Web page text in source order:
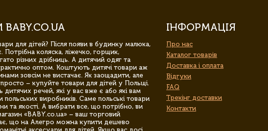
для дітей? Після появи в будинку малюка,
коляска, ліжечко, горщик,
різних дрібниць. А дитячий одяг та
оптом. Коштують дитячі товари аж
зовсім не вистачає. Як заощадити, але
– купуйте товари для дітей у Польщі.
речей, які у вас вже є або які вам
виробників. Саме польські товари
та якості. А вибрати все, що потрібно, ви
«BABY.co.ua» – ваш торговий
що на Алегро можна купити дешево
ІНФОРМАЦІЯ
Про нас
Каталог товарів
Доставка і оплата
Відгуки
FAQ
Трекінг доставки
Контакти